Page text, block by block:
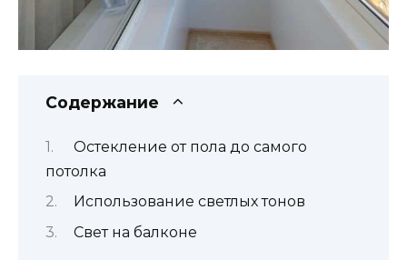
Содержание
Остекление от пола до самого
потолка
Использование светлых тонов
Свет на балконе